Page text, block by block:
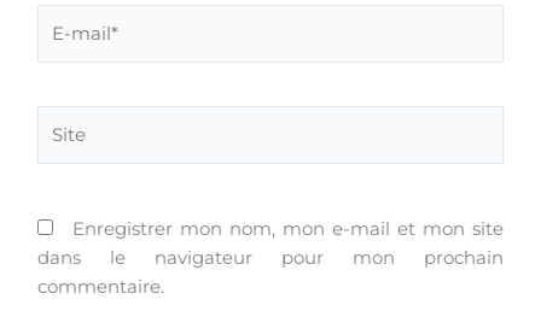
Enregistrer mon nom, mon e-mail et mon site
dans le navigateur pour mon prochain
commentaire.